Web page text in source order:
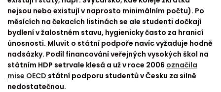
nejsou nebo existují v naprosto minimálním počtu). Po
měsících na čekacích listinách se ale studenti dočkají
bydlení v žalostném stavu, hygienicky často za hranicí
únosnosti. Mluvit o státní podpoře navíc vyžaduje hodně
nadsázky. Podíl financování veřejných vysokých škol na
státním HDP setrvale klesá a už v roce 2006 označila
mise OECD státní podporu studentů v Česku za silně
nedostatečnou.